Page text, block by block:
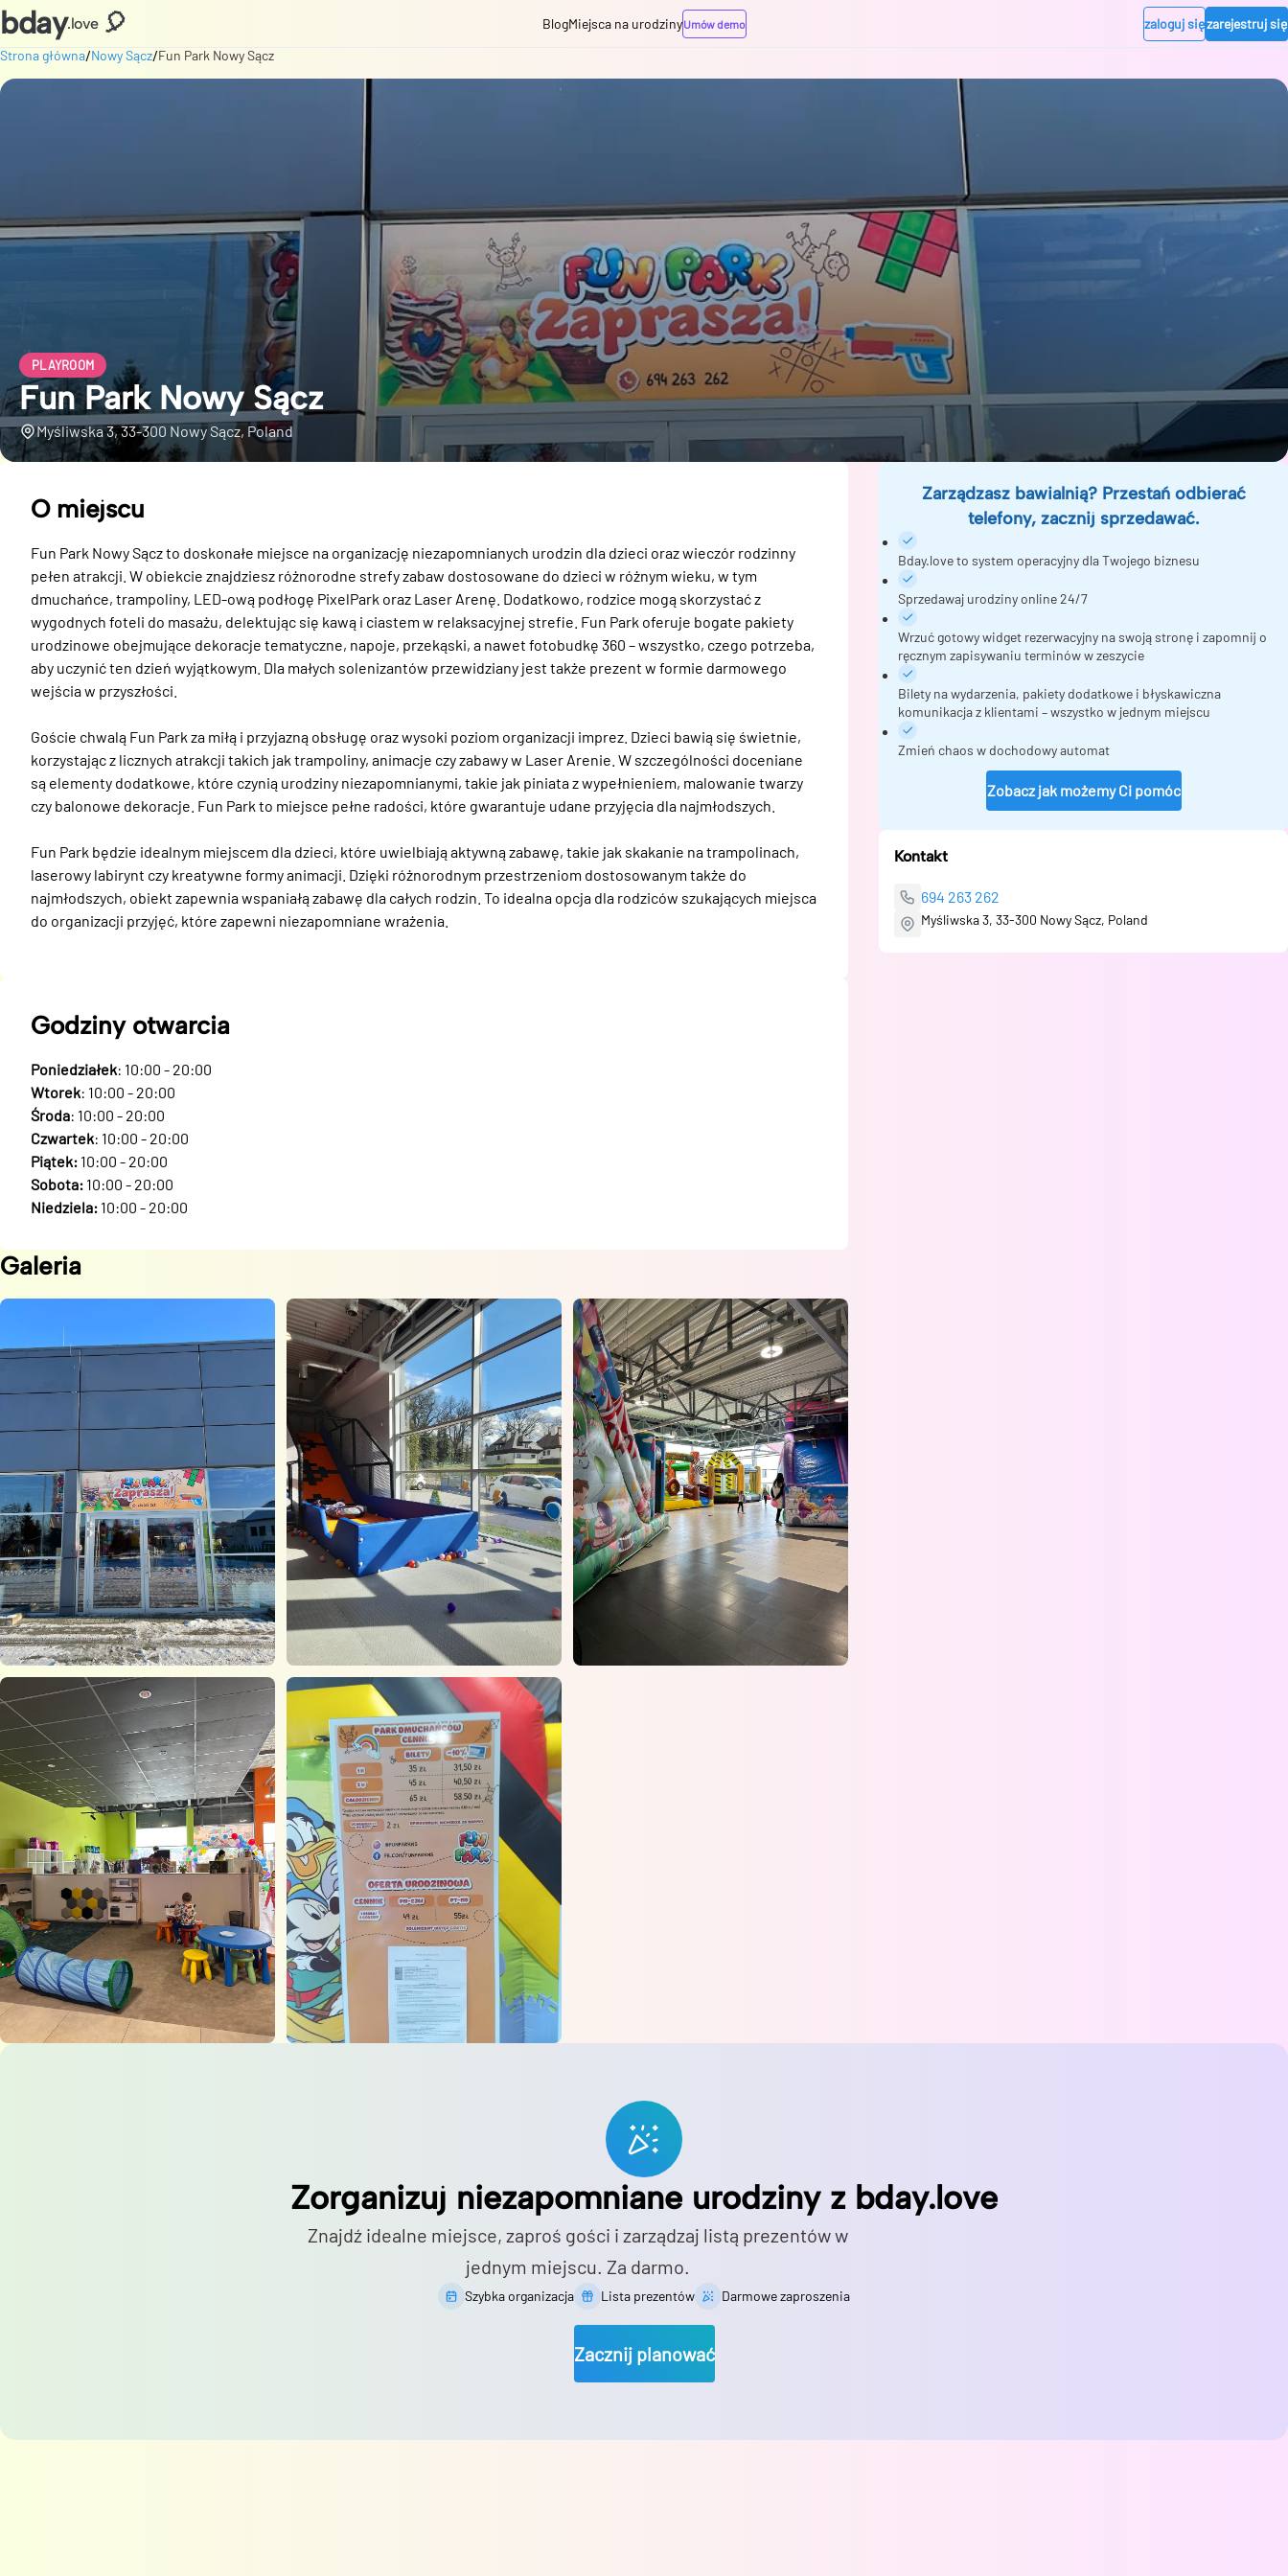
bday.love 🎈 BlogMiejsca na urodzinyUmów demo zaloguj sięzarejestruj się
Strona główna/Nowy Sącz/Fun Park Nowy Sącz
PLAYROOM
Fun Park Nowy Sącz
Myśliwska 3, 33-300 Nowy Sącz, Poland
O miejscu
Fun Park Nowy Sącz to doskonałe miejsce na organizację niezapomnianych urodzin dla dzieci oraz wieczór rodzinny
pełen atrakcji. W obiekcie znajdziesz różnorodne strefy zabaw dostosowane do dzieci w różnym wieku, w tym
dmuchańce, trampoliny, LED-ową podłogę PixelPark oraz Laser Arenę. Dodatkowo, rodzice mogą skorzystać z
wygodnych foteli do masażu, delektując się kawą i ciastem w relaksacyjnej strefie. Fun Park oferuje bogate pakiety
urodzinowe obejmujące dekoracje tematyczne, napoje, przekąski, a nawet fotobudkę 360 – wszystko, czego potrzeba,
aby uczynić ten dzień wyjątkowym. Dla małych solenizantów przewidziany jest także prezent w formie darmowego
wejścia w przyszłości.
Goście chwalą Fun Park za miłą i przyjazną obsługę oraz wysoki poziom organizacji imprez. Dzieci bawią się świetnie,
korzystając z licznych atrakcji takich jak trampoliny, animacje czy zabawy w Laser Arenie. W szczególności doceniane
są elementy dodatkowe, które czynią urodziny niezapomnianymi, takie jak piniata z wypełnieniem, malowanie twarzy
czy balonowe dekoracje. Fun Park to miejsce pełne radości, które gwarantuje udane przyjęcia dla najmłodszych.
Fun Park będzie idealnym miejscem dla dzieci, które uwielbiają aktywną zabawę, takie jak skakanie na trampolinach,
laserowy labirynt czy kreatywne formy animacji. Dzięki różnorodnym przestrzeniom dostosowanym także do
najmłodszych, obiekt zapewnia wspaniałą zabawę dla całych rodzin. To idealna opcja dla rodziców szukających miejsca
do organizacji przyjęć, które zapewni niezapomniane wrażenia.
Godziny otwarcia
Poniedziałek: 10:00 - 20:00
Wtorek: 10:00 - 20:00
Środa: 10:00 - 20:00
Czwartek: 10:00 - 20:00
Piątek: 10:00 - 20:00
Sobota: 10:00 - 20:00
Niedziela: 10:00 - 20:00
Galeria
Zarządzasz bawialnią? Przestań odbierać
telefony, zacznij sprzedawać.
Bday.love to system operacyjny dla Twojego biznesu
Sprzedawaj urodziny online 24/7
Wrzuć gotowy widget rezerwacyjny na swoją stronę i zapomnij o
ręcznym zapisywaniu terminów w zeszycie
Bilety na wydarzenia, pakiety dodatkowe i błyskawiczna
komunikacja z klientami – wszystko w jednym miejscu
Zmień chaos w dochodowy automat
Zobacz jak możemy Ci pomóc
Kontakt
694 263 262
Myśliwska 3, 33-300 Nowy Sącz, Poland
Zorganizuj niezapomniane urodziny z bday.love
Znajdź idealne miejsce, zaproś gości i zarządzaj listą prezentów w
jednym miejscu. Za darmo.
Szybka organizacja Lista prezentów Darmowe zaproszenia
Zacznij planować